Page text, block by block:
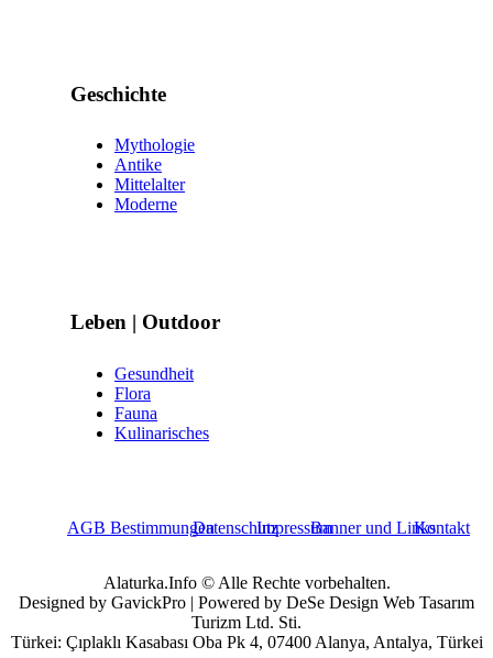
Geschichte
Mythologie
Antike
Mittelalter
Moderne
Leben | Outdoor
Gesundheit
Flora
Fauna
Kulinarisches
AGB BestimmungenDatenschutzImpressumBanner und LinksKontakt
Alaturka.Info © Alle Rechte vorbehalten.
Designed by GavickPro | Powered by DeSe Design Web Tasarım
Turizm Ltd. Sti.
Türkei: Çıplaklı Kasabası Oba Pk 4, 07400 Alanya, Antalya, Türkei